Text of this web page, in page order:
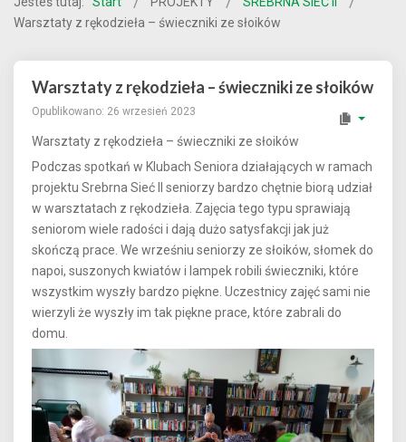
Warsztaty z rękodzieła – świeczniki ze słoików
Warsztaty z rękodzieła – świeczniki ze słoików
Opublikowano: 26 wrzesień 2023
Warsztaty z rękodzieła – świeczniki ze słoików
Podczas spotkań w Klubach Seniora działających w ramach
projektu Srebrna Sieć II seniorzy bardzo chętnie biorą udział
w warsztatach z rękodzieła. Zajęcia tego typu sprawiają
seniorom wiele radości i dają dużo satysfakcji jak już
skończą prace. We wrześniu seniorzy ze słoików, słomek do
napoi, suszonych kwiatów i lampek robili świeczniki, które
wszystkim wyszły bardzo piękne. Uczestnicy zajęć sami nie
wierzyli że wyszły im tak piękne prace, które zabrali do
domu.